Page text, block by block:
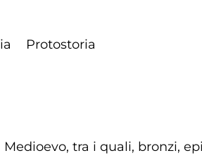
Protostoria
tra i quali, bronzi,